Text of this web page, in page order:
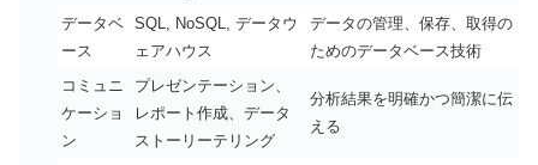
データベ
ース
SQL, NoSQL, データウ
ェアハウス
データの管理、保存、取得の
ためのデータベース技術
コミュニ
ケーショ
ン
プレゼンテーション、
レポート作成、データ
ストーリーテリング
分析結果を明確かつ簡潔に伝
える